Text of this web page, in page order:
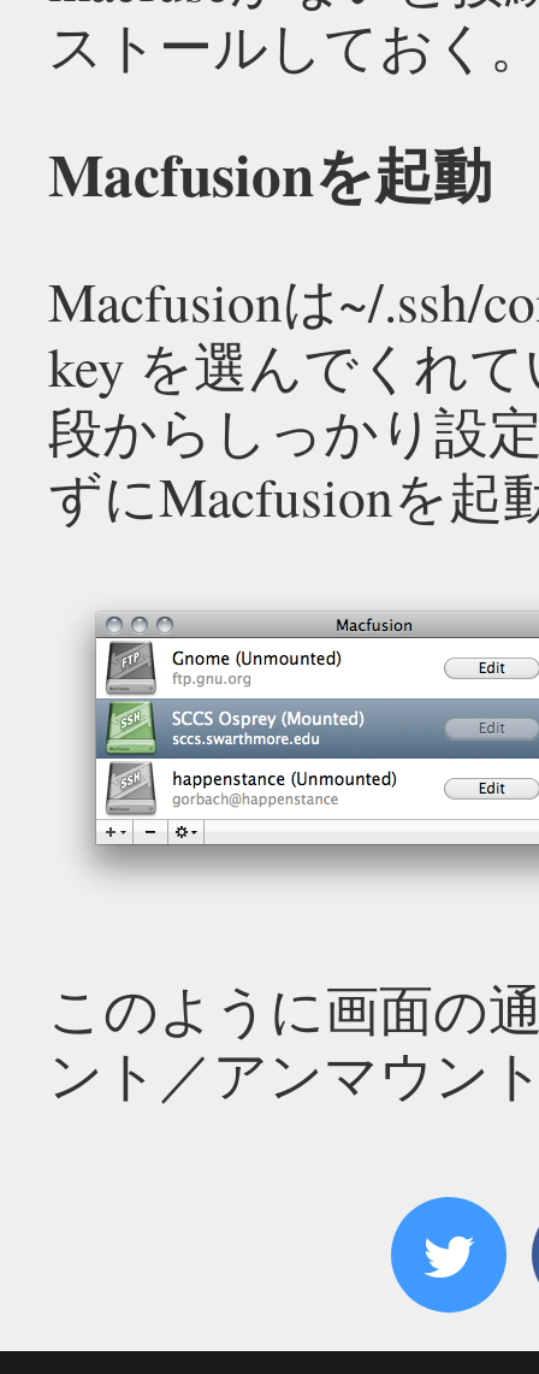
ストールしておく
Macfusionを起動
Macfusionは~/.ssh/
key を選んでくれ
段からしっかり設
ずにMacfusionを起
このように画面の
ント／アンマウン